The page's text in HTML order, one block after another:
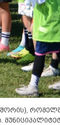
შორის),